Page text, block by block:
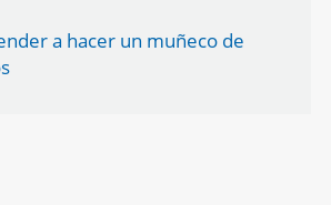
a hacer un muñeco de